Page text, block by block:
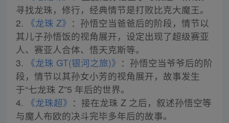
寻找龙珠，修行，经典情节是打败比克大魔王。
2. 《龙珠 Z》 ：孙悟空当爸爸后的阶段，情节以
其儿子孙悟饭的视角展开，设定出现了超级赛亚
人、赛亚人合体、悟天克斯等。
3. 《龙珠 GT(银河之旅)》 ：孙悟空当爷爷后的阶
段，情节以其孙女小芳的视角展开，故事发生
于“七龙珠 Z”5 年后的世界。
4. 《龙珠超》 ：接在龙珠 Z 之后，叙述孙悟空等
与魔人布欧的决斗完毕多年后的故事。